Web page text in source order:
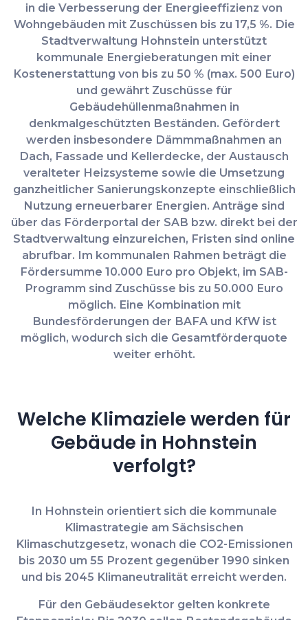
in die Verbesserung der Energieeffizienz von
Wohngebäuden mit Zuschüssen bis zu 17,5 %. Die
Stadtverwaltung Hohnstein unterstützt
kommunale Energieberatungen mit einer
Kostenerstattung von bis zu 50 % (max. 500 Euro)
und gewährt Zuschüsse für
Gebäudehüllenmaßnahmen in
denkmalgeschützten Beständen. Gefördert
werden insbesondere Dämmmaßnahmen an
Dach, Fassade und Kellerdecke, der Austausch
veralteter Heizsysteme sowie die Umsetzung
ganzheitlicher Sanierungskonzepte einschließlich
Nutzung erneuerbarer Energien. Anträge sind
über das Förderportal der SAB bzw. direkt bei der
Stadtverwaltung einzureichen, Fristen sind online
abrufbar. Im kommunalen Rahmen beträgt die
Fördersumme 10.000 Euro pro Objekt, im SAB-
Programm sind Zuschüsse bis zu 50.000 Euro
möglich. Eine Kombination mit
Bundesförderungen der BAFA und KfW ist
möglich, wodurch sich die Gesamtförderquote
weiter erhöht.
Welche Klimaziele werden für
Gebäude in Hohnstein
verfolgt?
In Hohnstein orientiert sich die kommunale
Klimastrategie am Sächsischen
Klimaschutzgesetz, wonach die CO2-Emissionen
bis 2030 um 55 Prozent gegenüber 1990 sinken
und bis 2045 Klimaneutralität erreicht werden.
Für den Gebäudesektor gelten konkrete